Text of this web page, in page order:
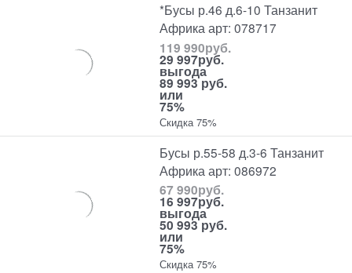
*Бусы р.46 д.6-10 Танзанит
Африка арт: 078717
119 990руб.
29 997руб.
выгода
89 993 руб.
или
75%
Скидка 75%
Бусы р.55-58 д.3-6 Танзанит
Африка арт: 086972
67 990руб.
16 997руб.
выгода
50 993 руб.
или
75%
Скидка 75%